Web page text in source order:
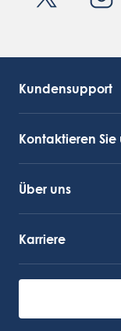
Kundensupport
Kontaktieren Sie
Über uns
Karriere